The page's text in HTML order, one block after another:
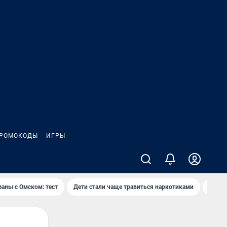
ИГРЫ
с Омском: тест Дети стали чаще травиться наркотиками